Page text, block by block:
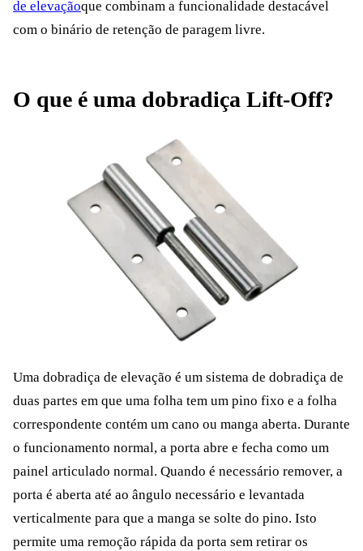
de elevaçãoque combinam a funcionalidade destacável
com o binário de retenção de paragem livre.
O que é uma dobradiça Lift-Off?
Uma dobradiça de elevação é um sistema de dobradiça de
duas partes em que uma folha tem um pino fixo e a folha
correspondente contém um cano ou manga aberta. Durante
o funcionamento normal, a porta abre e fecha como um
painel articulado normal. Quando é necessário remover, a
porta é aberta até ao ângulo necessário e levantada
verticalmente para que a manga se solte do pino. Isto
permite uma remoção rápida da porta sem retirar os